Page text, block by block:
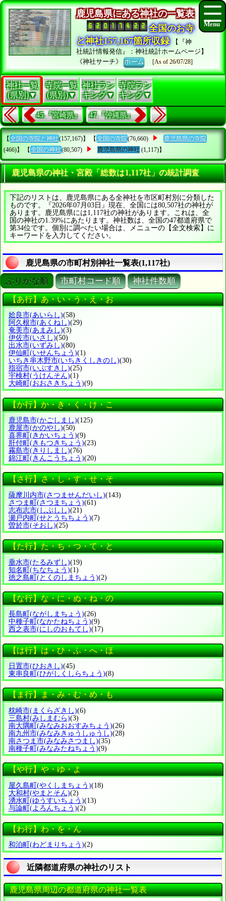
鹿児島県にある神社の一覧表
全国のお寺
と神社157,167箇所収録
【『神
社統計情報発信』：神社統計ホームページ】
《神社サーチ》ホーム [As of 26/07/28]
神社一覧
(県別)▼
寺院一覧
(県別)▼
神社ラン
キング▼
寺院ラン
キング▼
45.『宮崎県』 47.『沖縄県』
【 全国の寺院と神社(157,167)】 【 全国の寺院(76,660)
鹿児島県の寺院
(466)】 【 全国の神社(80,507) 鹿児島県の神社 (1,117)】
鹿児島県の神社・宮殿「総数は1,117社」の統計調査
下記のリストは、鹿児島県にある全神社を市区町村別に分類した
ものです。『2026年07月03日』現在、全国には80,507社の神社が
あります。鹿児島県には1,117社の神社があります。これは、全
国の神社の1.39%にあたります。神社数は、全国の47都道府県で
第34位です。個別に調べたい場合は、メニューの【全文検索】に
キーワードを入力してください。
鹿児島県の市町村別神社一覧表(1,117社)
ぶりがな順 市町村コード順 神社件数順
【あ行】あ・い・う・え・お
姶良市(あいらし)(58)
阿久根市(あくねし)(29)
奄美市(あまみし)(3)
伊佐市(いさし)(50)
出水市(いずみし)(80)
伊仙町 (いせんちょう)(1)
いちき串木野市(いちきくしきのし)(30)
指宿市(いぶすきし)(25)
宇検村(うけんそん)(1)
大崎町 (おおさきちょう)(9)
【か行】か・き・く・け・こ
鹿児島市(かごしまし)(125)
鹿屋市(かのやし)(50)
喜界町 (きかいちょう)(9)
肝付町 (きもつきちょう)(23)
霧島市(きりしまし)(76)
錦江町 (きんこうちょう)(20)
【さ行】さ・し・す・せ・そ
薩摩川内市(さつませんだいし)(143)
さつま町 (さつまちょう)(61)
志布志市(しぶしし)(21)
瀬戸内町 (せとうちちょう)(7)
曽於市(そおし)(25)
【た行】た・ち・つ・て・と
垂水市(たるみずし)(19)
知名町(ちなちょう)(1)
徳之島町(とくのしまちょう)(2)
【な行】な・に・ぬ・ね・の
長島町 (ながしまちょう)(26)
中種子町 (なかたねちょう)(9)
西之表市(にしのおもてし)(17)
【は行】は・ひ・ふ・へ・ほ
日置市(ひおきし)(45)
東串良町 (ひがしくしらちょう)(8)
【ま行】ま・み・む・め・も
枕崎市(まくらざきし)(6)
三島村(みしまむら)(3)
南大隅町 (みなみおおすみちょう)(26)
南九州市(みなみきゅうしゅうし)(28)
南さつま市(みなみさつまし)(35)
南種子町 (みなみたねちょう)(9)
【や行】や・ゆ・よ
屋久島町(やくしまちょう)(18)
大和村(やまとそん)(2)
湧水町(ゆうすいちょう)(13)
与論町(よろんちょう)(2)
【わ行】わ・を・ん
和泊町 (わどまりちょう)(2)
近隣都道府県の神社のリスト
鹿児島県周辺の都道府県の神社一覧表